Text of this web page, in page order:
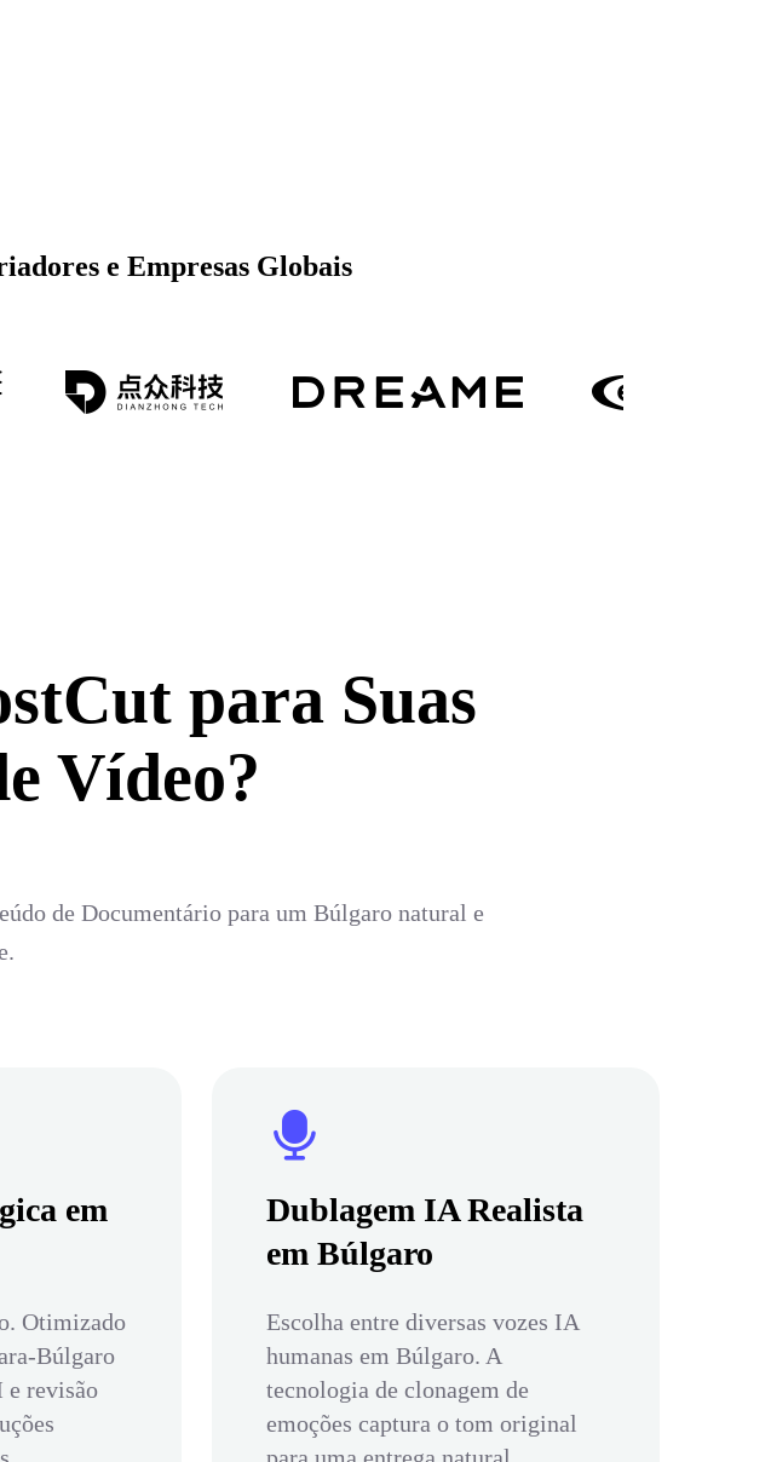
e Empresas Globais
para Suas
Vídeo?
de Documentário para um Búlgaro natural e
em
Otimizado
Búlgaro
revisão
Dublagem IA Realista
em Búlgaro
Escolha entre diversas vozes IA
humanas em Búlgaro. A
tecnologia de clonagem de
emoções captura o tom original